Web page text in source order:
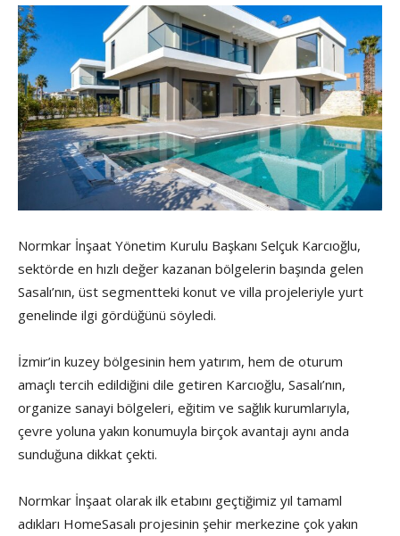
Normkar İnşaat Yönetim Kurulu Başkanı Selçuk Karcıoğlu,
sektörde en hızlı değer kazanan bölgelerin başında gelen
Sasalı’nın, üst segmentteki konut ve villa projeleriyle yurt
genelinde ilgi gördüğünü söyledi.
İzmir’in kuzey bölgesinin hem yatırım, hem de oturum
amaçlı tercih edildiğini dile getiren Karcıoğlu, Sasalı’nın,
organize sanayi bölgeleri, eğitim ve sağlık kurumlarıyla,
çevre yoluna yakın konumuyla birçok avantajı aynı anda
sunduğuna dikkat çekti.
Normkar İnşaat olarak ilk etabını geçtiğimiz yıl tamaml
adıkları HomeSasalı projesinin şehir merkezine çok yakın